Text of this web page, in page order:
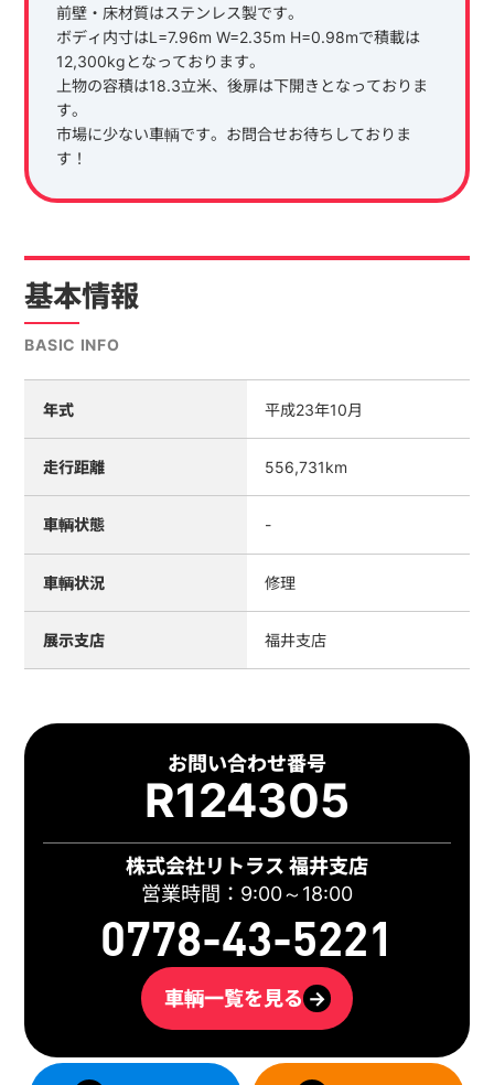
前壁・床材質はステンレス製です。
ボディ内寸はL=7.96m W=2.35m H=0.98mで積載は
12,300kgとなっております。
上物の容積は18.3立米、後扉は下開きとなっておりま
す。
市場に少ない車輌です。お問合せお待ちしておりま
す！
基本情報
BASIC INFO
年式 平成23年10月
走行距離 556,731km
車輌状態 -
車輌状況 修理
展示支店 福井支店
お問い合わせ番号
R124305
株式会社リトラス 福井支店
営業時間：9:00～18:00
0778-43-5221
車輌一覧を見る →